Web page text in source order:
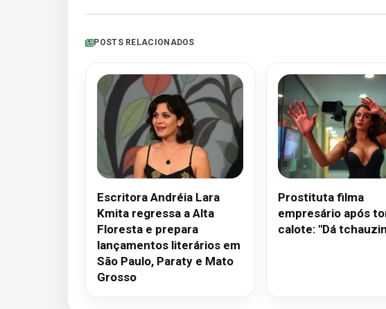
POSTS RELACIONADOS
Escritora Andréia Lara
Kmita regressa a Alta
Floresta e prepara
lançamentos literários em
São Paulo, Paraty e Mato
Grosso
Prostituta filma
empresário após
calote: "Dá